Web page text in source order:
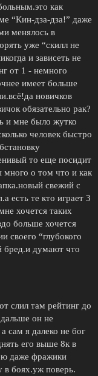
как
“Кин-дза-дза!” даже
менялось в
уже “скилл не
и зависеть не
от 1 - немного
имеет больше
новичков
обязательно рак?
и мне было жутко
человек быстро
то еще посидит
много о том что и как
свежий с
есть те кто играет 3
хочется таких
больше хочется
своего “глубокого
бред.и думают что
слил там рейтинг до
он не
сам я далеко не бог
его выше 8к в
даже фражики
в боях.уж поверь.